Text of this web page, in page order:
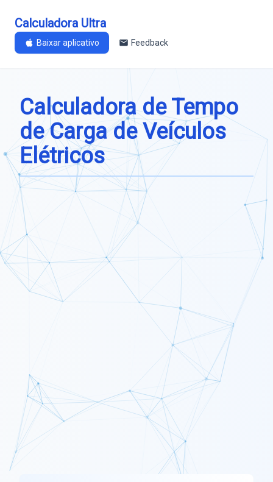
Calculadora Ultra
Baixar aplicativo Feedback
Calculadora de Tempo
de Carga de Veículos
Elétricos